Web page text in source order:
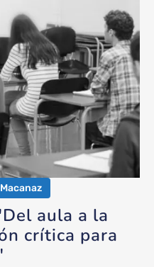
aula a la
crítica para